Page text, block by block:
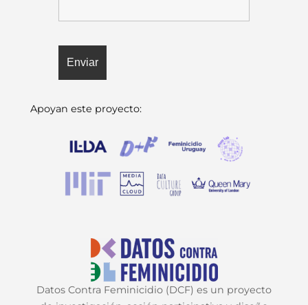
Apoyan este proyecto:
Datos Contra Feminicidio (DCF) es un proyecto